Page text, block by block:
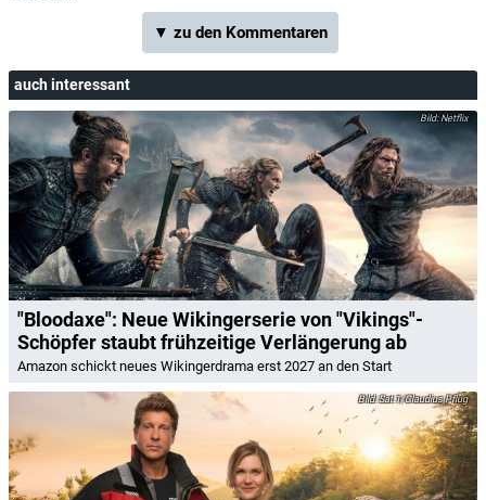
▼ zu den Kommentaren
auch interessant
Netflix
"Bloodaxe": Neue Wikingerserie von "Vikings"-
Schöpfer staubt frühzeitige Verlängerung ab
Amazon schickt neues Wikingerdrama erst 2027 an den Start
Sat.1/Claudius Pflug